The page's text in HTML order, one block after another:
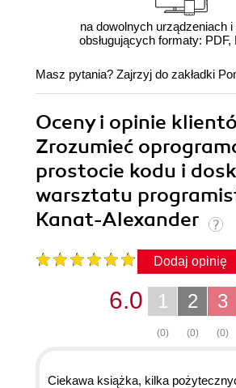
na dowolnych urządzeniach
obsługujących formaty: PDF,
Masz pytania? Zajrzyj do zakładki
Oceny i opinie
Zrozumieć
prostocie kodu i
warsztatu
Kanat-Alexander
Dodaj opinię
3
(0)
2
(0)
1
(0)
6.0
Ciekawa książka, kilka